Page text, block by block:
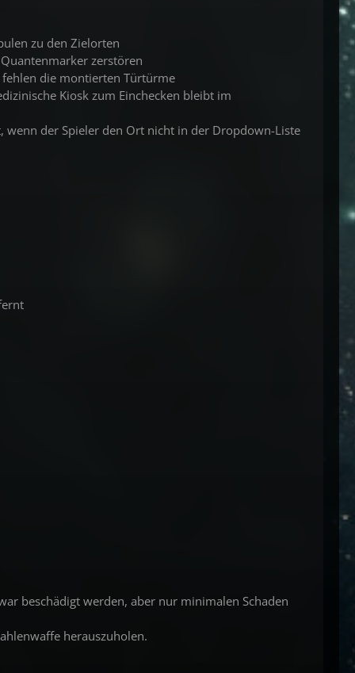
zu den Zielorten
zerstören
fehlen die montierten Türtürme
Kiosk zum Einchecken bleibt im
wenn der Spieler den Ort nicht in der Dropdown-Liste
beschädigt werden, aber nur minimalen Schaden
herauszuholen.